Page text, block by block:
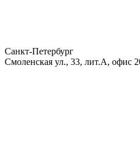
Санкт-Петербург
Смоленская ул., 33, лит.А, офис